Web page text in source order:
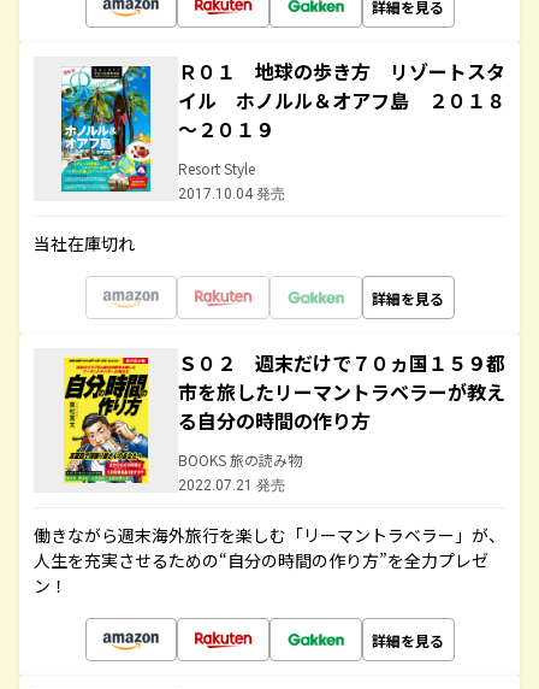
詳細を見る
Ｒ０１ 地球の歩き方 リゾートスタ
イル ホノルル＆オアフ島 ２０１８
～２０１９
Resort Style
2017.10.04 発売
当社在庫切れ
詳細を見る
Ｓ０２ 週末だけで７０ヵ国１５９都
市を旅したリーマントラベラーが教え
る自分の時間の作り方
BOOKS 旅の読み物
2022.07.21 発売
働きながら週末海外旅行を楽しむ「リーマントラベラー」が、
人生を充実させるための“自分の時間の作り方”を全力プレゼ
ン！
詳細を見る